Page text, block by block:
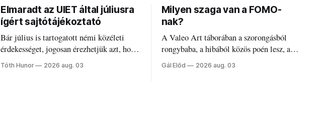
Elmaradt az UIET által júliusra
ígért sajtótájékoztató
Bár július is tartogatott némi közéleti
érdekességet, jogosan érezhetjük azt, hogy
valami elmaradt.
Tóth Hunor 2026 aug. 03
Milyen szaga van a FOMO-
nak?
A Valeo Art táborában a szorongásból
rongybaba, a hibából közös poén lesz, a
régi diákszínjátszók pedig újra és újra
visszatalálnak egymáshoz.
Gál Előd 2026 aug. 03